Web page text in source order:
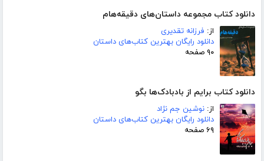
دانلود کتاب مجموعه داستان‌های دقیقه‌هام
از: فرزانه تقدیری
دانلود رایگان بهترین کتاب‌های داستان
۹۰ صفحه
دانلود کتاب برایم از بادبادک‌ها بگو
از: نوشین جم نژاد
دانلود رایگان بهترین کتاب‌های داستان
۶۹ صفحه